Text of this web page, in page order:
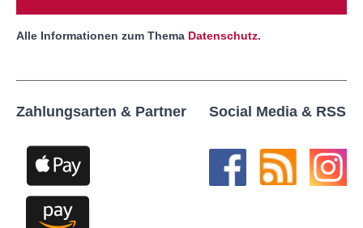
Alle Informationen zum Thema Datenschutz.
Zahlungsarten & Partner Social Media & RSS